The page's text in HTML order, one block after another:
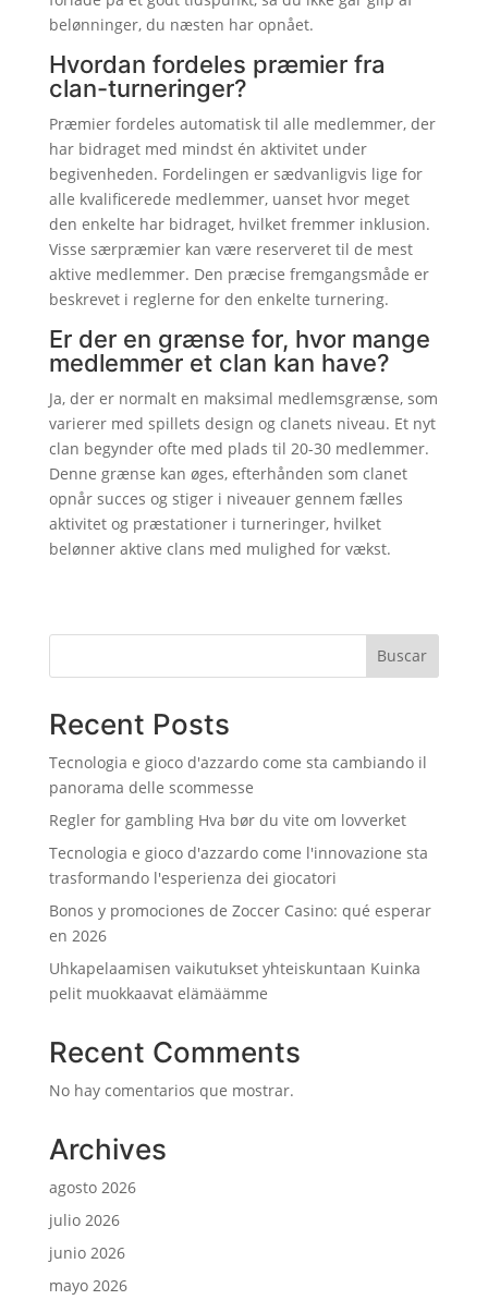
belønninger, du næsten har opnået.
Hvordan fordeles præmier fra
clan-turneringer?
Præmier fordeles automatisk til alle medlemmer, der
har bidraget med mindst én aktivitet under
begivenheden. Fordelingen er sædvanligvis lige for
alle kvalificerede medlemmer, uanset hvor meget
den enkelte har bidraget, hvilket fremmer inklusion.
Visse særpræmier kan være reserveret til de mest
aktive medlemmer. Den præcise fremgangsmåde er
beskrevet i reglerne for den enkelte turnering.
Er der en grænse for, hvor mange
medlemmer et clan kan have?
Ja, der er normalt en maksimal medlemsgrænse, som
varierer med spillets design og clanets niveau. Et nyt
clan begynder ofte med plads til 20-30 medlemmer.
Denne grænse kan øges, efterhånden som clanet
opnår succes og stiger i niveauer gennem fælles
aktivitet og præstationer i turneringer, hvilket
belønner aktive clans med mulighed for vækst.
Buscar
Recent Posts
Tecnologia e gioco d'azzardo come sta cambiando il
panorama delle scommesse
Regler for gambling Hva bør du vite om lovverket
Tecnologia e gioco d'azzardo come l'innovazione sta
trasformando l'esperienza dei giocatori
Bonos y promociones de Zoccer Casino: qué esperar
en 2026
Uhkapelaamisen vaikutukset yhteiskuntaan Kuinka
pelit muokkaavat elämäämme
Recent Comments
No hay comentarios que mostrar.
Archives
agosto 2026
julio 2026
junio 2026
mayo 2026